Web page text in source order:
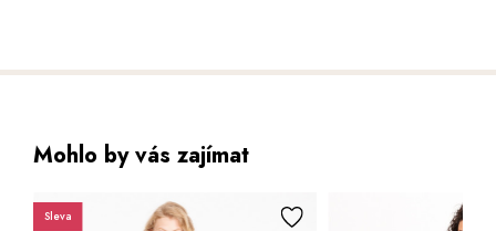
Mohlo by vás zajímat
Sleva